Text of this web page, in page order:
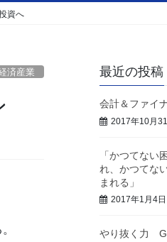
資へ
済産業 最近の投稿
会計＆ファイ
2017年10月
「かつてない
れ、かつてな
まれる」
2017年1月4日
やり抜く力